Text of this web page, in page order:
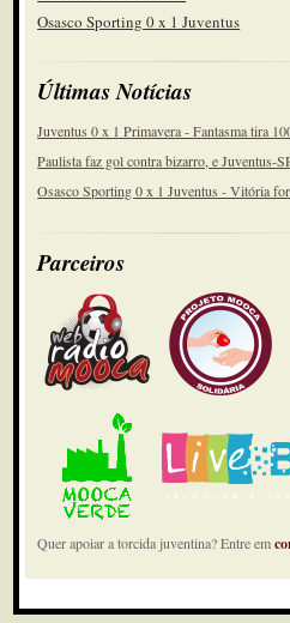
Osasco Sporting 0 x 1 Juventus
Últimas Notícias
Juventus 0 x 1 Primavera - Fantasma tira
Paulista faz gol contra bizarro, e Juventus-
Osasco Sporting 0 x 1 Juventus - Vitória
Parceiros
Quer apoiar a torcida juventina? Entre em